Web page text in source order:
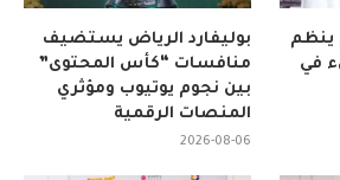
بوليفارد الرياض يستضيف
منافسات “كأس المحتوى”
بين نجوم يوتيوب ومؤثري
المنصات الرقمية
2026-08-06
ينظم
في